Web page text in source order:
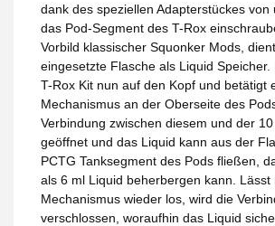
dank des speziellen Adapterstückes von
das Pod-Segment des T-Rox
Vorbild klassischer Squonker Mods,
eingesetzte Flasche als Liquid
T-Rox Kit nun auf den Kopf und betätigt
Mechanismus an der Oberseite des
Verbindung zwischen diesem und der
geöffnet und das Liquid kann aus der
PCTG Tanksegment des Pods fließen,
als 6 ml Liquid beherbergen kann. Lässt
Mechanismus wieder los, wird die
verschlossen, woraufhin das Liquid